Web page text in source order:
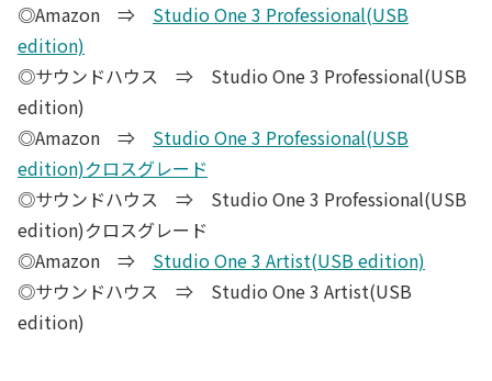
◎Amazon ⇒ Studio One 3 Professional(USB
edition)
◎サウンドハウス ⇒ Studio One 3 Professional(USB
edition)
◎Amazon ⇒ Studio One 3 Professional(USB
edition)クロスグレード
◎サウンドハウス ⇒ Studio One 3 Professional(USB
edition)クロスグレード
◎Amazon ⇒ Studio One 3 Artist(USB edition)
◎サウンドハウス ⇒ Studio One 3 Artist(USB
edition)